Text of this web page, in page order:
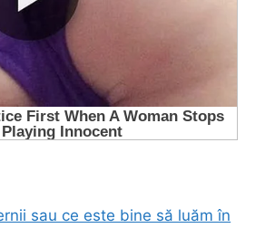
sau ce este bine să luăm în